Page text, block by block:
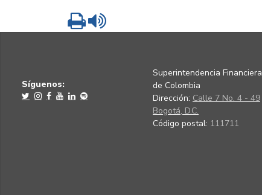
Imprimir
Síguenos:
Superintendencia Financiera
de Colombia
Dirección: Calle 7 No. 4 - 49
Bogotá, D.C.
Código postal: 111711